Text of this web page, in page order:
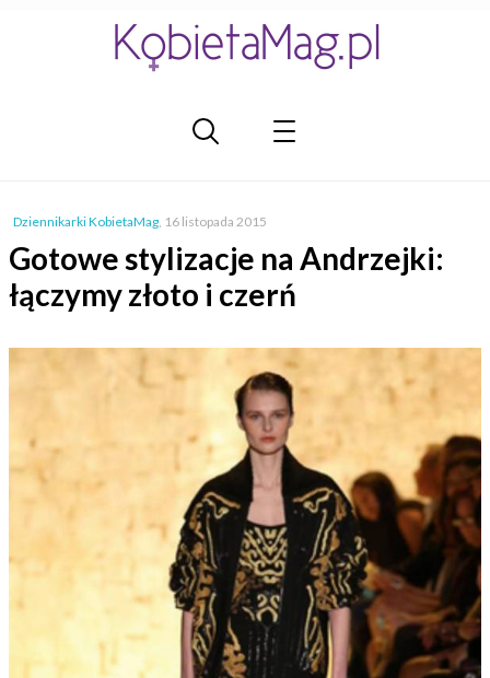
Dziennikarki KobietaMag, 16 listopada 2015
Gotowe stylizacje na Andrzejki:
łączymy złoto i czerń